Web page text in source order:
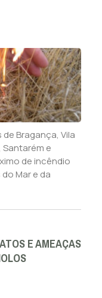
Bragança, Vila
Santarém e
de incêndio
Mar e da
E AMEAÇAS